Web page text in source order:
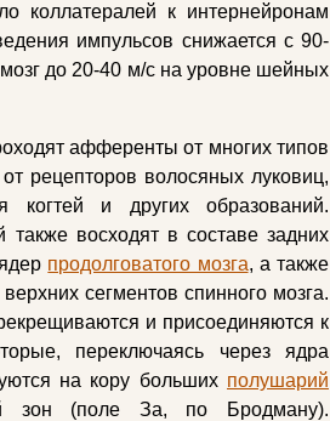
коллатералей к интернейронам
импульсов снижается с 90-
до 20-40 м/с на уровне шейных
афференты от многих типов
рецепторов волосяных луковиц,
когтей и других образований.
восходят в составе задних
продолговатого мозга, а также
сегментов спинного мозга.
и присоединяются к
переключаясь через ядра
на кору больших полушарий
зон (поле За, по Бродману).